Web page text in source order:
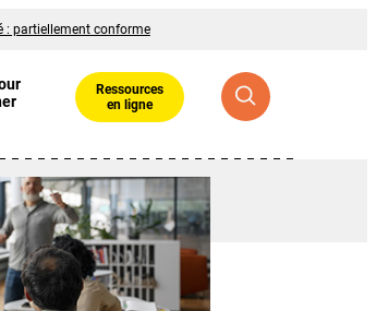
: partiellement conforme
Ressources
en ligne